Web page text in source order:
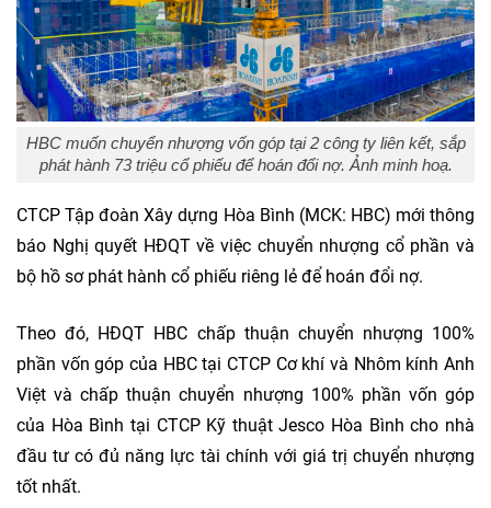
HBC muốn chuyển nhượng vốn góp tại 2 công ty liên kết, sắp
phát hành 73 triệu cổ phiếu để hoán đổi nợ. Ảnh minh hoạ.
CTCP Tập đoàn Xây dựng Hòa Bình (MCK: HBC) mới thông
báo Nghị quyết HĐQT về việc chuyển nhượng cổ phần và
bộ hồ sơ phát hành cổ phiếu riêng lẻ để hoán đổi nợ.
Theo đó, HĐQT HBC chấp thuận chuyển nhượng 100%
phần vốn góp của HBC tại CTCP Cơ khí và Nhôm kính Anh
Việt và chấp thuận chuyển nhượng 100% phần vốn góp
của Hòa Bình tại CTCP Kỹ thuật Jesco Hòa Bình cho nhà
đầu tư có đủ năng lực tài chính với giá trị chuyển nhượng
tốt nhất.